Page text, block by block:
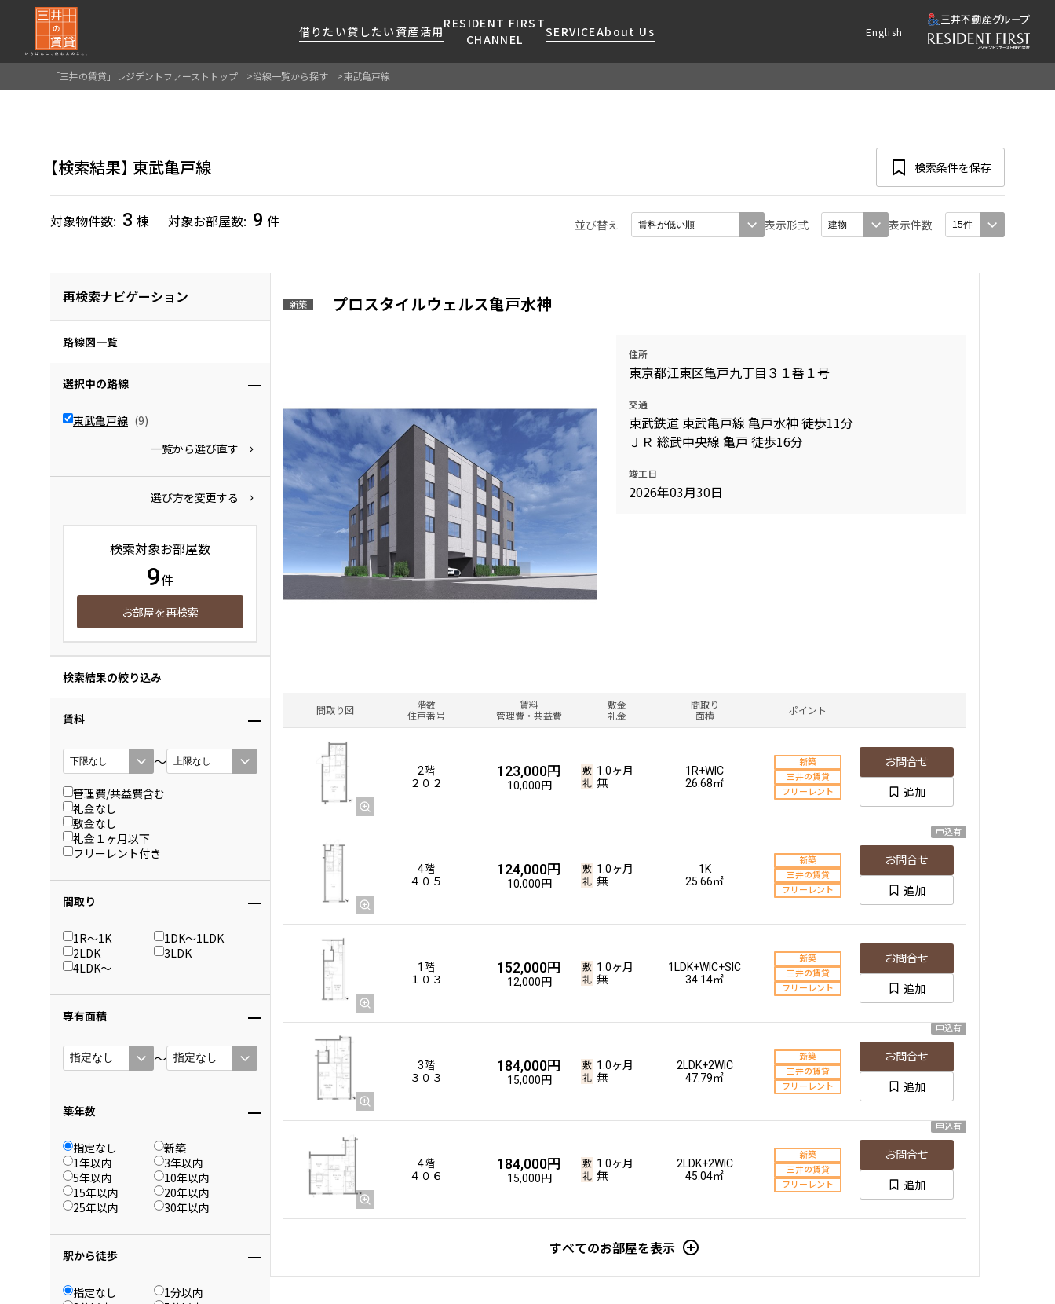
借りたい貸したい 資産活用
RESIDENT FIRST
CHANNEL
SERVICEAbout Us
ご提供するサービスをご紹介します
くご提案します
新着情報から探す
当社限定(港区・渋谷区)
ペット可
コンシェルジュ付き
ブランドマンション
最適なプランをご提案します
ご相談も承ります
各種サービスをご紹介します
よくあるご質問
社宅紹介
English
「三井の賃貸」レジデントファーストトップ 沿線一覧から探す 東武亀戸線
検索結果 東武亀戸線 検索条件を保存
対象物件数 3 棟 対象お部屋数 9 件 並び替え 表示形式 表示件数
再検索ナビゲーション
路線図一覧
選択中の路線
東武亀戸線 (9)
一覧から選び直す
選び方を変更する
検索対象お部屋数
9件
お部屋を再検索
検索結果の絞り込み
賃料
〜
管理費/共益費含む
礼金なし
敷金なし
礼金１ヶ月以下
フリーレント付き
間取り
1R〜1K
1DK〜1LDK
2LDK
3LDK
4LDK〜
専有面積
〜
築年数
指定なし
新築
1年以内
3年以内
5年以内
10年以内
15年以内
20年以内
25年以内
30年以内
駅から徒歩
指定なし
1分以内
新築 プロスタイルウェルス亀戸水神
住所
東京都江東区亀戸九丁目３１番１号
交通
東武鉄道 東武亀戸線 亀戸水神 徒歩11分
ＪＲ 総武中央線 亀戸 徒歩16分
竣工日
2026年03月30日
間取り図
階数
住戸番号
賃料
管理費・共益費
敷金
礼金
間取り
面積
ポイント
2階
２０２
123,000円
10,000円
1.0ヶ月
無
1R+WIC
26.68㎡
新築
三井の賃貸
フリーレント
お問合せ
追加
申込有
4階
４０５
124,000円
10,000円
1.0ヶ月
無
1K
25.66㎡
新築
三井の賃貸
フリーレント
お問合せ
追加
1階
１０３
152,000円
12,000円
1.0ヶ月
無
1LDK+WIC+SIC
34.14㎡
新築
三井の賃貸
フリーレント
お問合せ
追加
申込有
3階
３０３
184,000円
15,000円
1.0ヶ月
無
2LDK+2WIC
47.79㎡
新築
三井の賃貸
フリーレント
お問合せ
追加
申込有
4階
４０６
184,000円
15,000円
1.0ヶ月
無
2LDK+2WIC
45.04㎡
新築
三井の賃貸
フリーレント
お問合せ
追加
すべてのお部屋を表示